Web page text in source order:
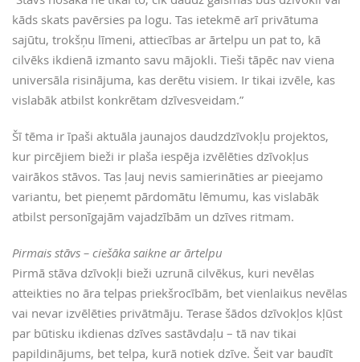
kāds skats pavērsies pa logu. Tas ietekmē arī privātuma
sajūtu, trokšņu līmeni, attiecības ar ārtelpu un pat to, kā
cilvēks ikdienā izmanto savu mājokli. Tieši tāpēc nav viena
universāla risinājuma, kas derētu visiem. Ir tikai izvēle, kas
vislabāk atbilst konkrētam dzīvesveidam.”
Šī tēma ir īpaši aktuāla jaunajos daudzdzīvokļu projektos,
kur pircējiem bieži ir plaša iespēja izvēlēties dzīvokļus
vairākos stāvos. Tas ļauj nevis samierināties ar pieejamo
variantu, bet pieņemt pārdomātu lēmumu, kas vislabāk
atbilst personīgajām vajadzībām un dzīves ritmam.
Pirmais stāvs – ciešāka saikne ar ārtelpu
Pirmā stāva dzīvokļi bieži uzrunā cilvēkus, kuri nevēlas
atteikties no āra telpas priekšrocībām, bet vienlaikus nevēlas
vai nevar izvēlēties privātmāju. Terase šādos dzīvokļos kļūst
par būtisku ikdienas dzīves sastāvdaļu – tā nav tikai
papildinājums, bet telpa, kurā notiek dzīve. Šeit var baudīt